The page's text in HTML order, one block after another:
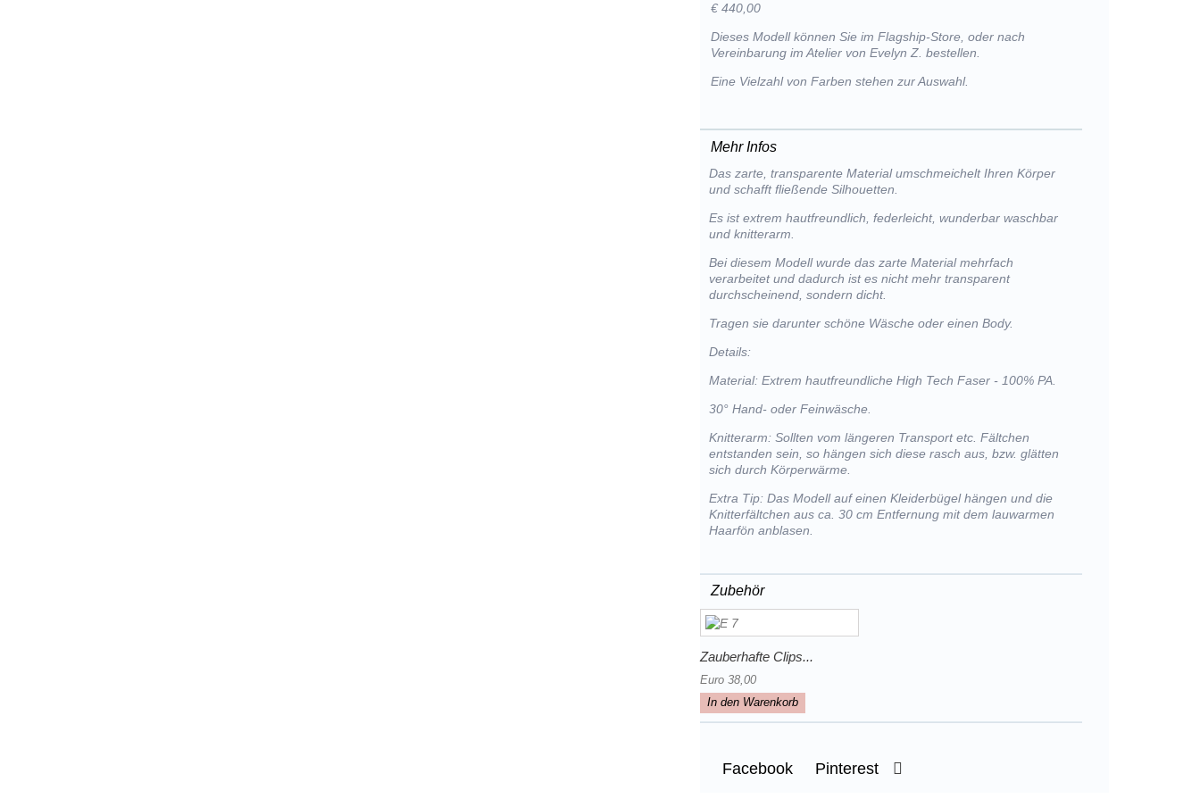
€ 440,00
Dieses Modell können Sie im Flagship-Store, oder nach
Vereinbarung im Atelier von Evelyn Z. bestellen.
Eine Vielzahl von Farben stehen zur Auswahl.
Mehr Infos
Das zarte, transparente Material umschmeichelt Ihren Körper
und schafft fließende Silhouetten.
Es ist extrem hautfreundlich, federleicht, wunderbar waschbar
und knitterarm.
Bei diesem Modell wurde das zarte Material mehrfach
verarbeitet und dadurch ist es nicht mehr transparent
durchscheinend, sondern dicht.
Tragen sie darunter schöne Wäsche oder einen Body.
Details:
Material: Extrem hautfreundliche High Tech Faser - 100% PA.
30° Hand- oder Feinwäsche.
Knitterarm: Sollten vom längeren Transport etc. Fältchen
entstanden sein, so hängen sich diese rasch aus, bzw. glätten
sich durch Körperwärme.
Extra Tip: Das Modell auf einen Kleiderbügel hängen und die
Knitterfältchen aus ca. 30 cm Entfernung mit dem lauwarmen
Haarfön anblasen.
Zubehör
Zauberhafte Clips...
Euro 38,00
In den Warenkorb
Facebook Pinterest